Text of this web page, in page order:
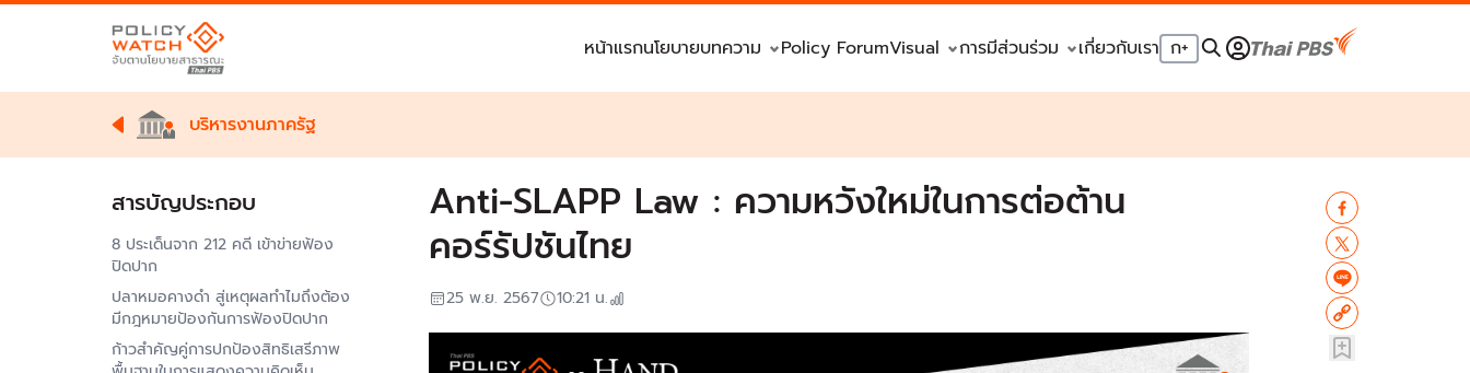
หน้าแรกนโยบายบทความ Policy ForumVisual การมีส่วนร่วม เกี่ยวกับเรา ก+
บริหารงานภาครัฐ
สารบัญประกอบ
8 ประเด็นจาก 212 คดี เข้าข่ายฟ้อง
ปิดปาก
ปลาหมอคางดำ สู่เหตุผลทำไมถึงต้อง
มีกฎหมายป้องกันการฟ้องปิดปาก
ก้าวสำคัญคู่การปกป้องสิทธิเสรีภาพ
Anti-SLAPP Law : ความหวังใหม่ในการต่อต้าน
คอร์รัปชันไทย
25 พ.ย. 2567 10:21 น.